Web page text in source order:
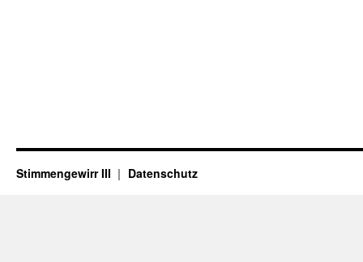
Stimmengewirr III Datenschutz